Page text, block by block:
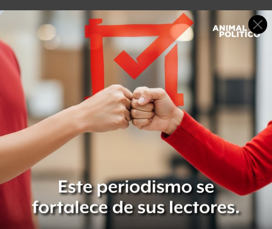
16 de enero, 2013 Por:
Dulce Ramos
@
WikiRamos
Leer después
Compartir Leer después